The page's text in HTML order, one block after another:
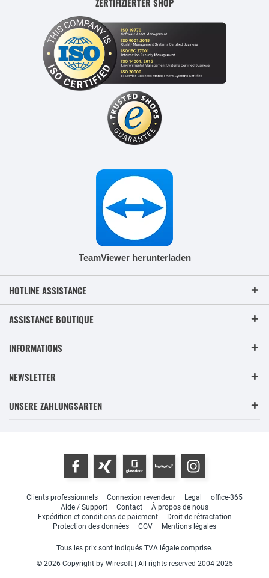
TeamViewer herunterladen
HOTLINE ASSISTANCE
ASSISTANCE BOUTIQUE
INFORMATIONS
NEWSLETTER
UNSERE ZAHLUNGSARTEN
Clients professionnels Connexion revendeur Legal
office-365
Aide / Support
Contact
À propos de nous
Expédition et conditions de paiement
Droit de rétractation
Protection des données
CGV Mentions légales
Tous les prix sont indiqués TVA légale comprise.
© 2026 Copyright by Wiresoft | All rights reserved 2004-2025